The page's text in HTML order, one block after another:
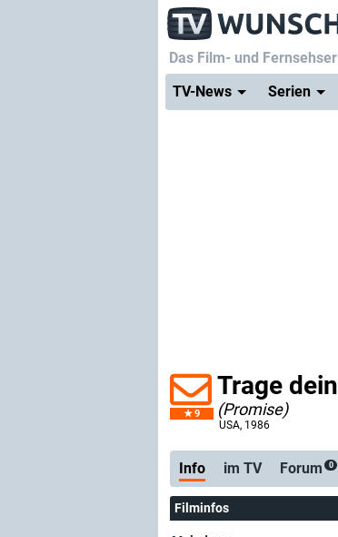
Das Film- und
TV-News
Serien
9
Trage
(Promise)
USA, 1986
Info im TV Forum 0
Filminfos